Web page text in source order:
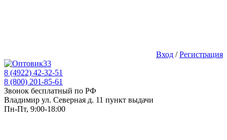
Вход /Регистрация
8 (4922) 42-32-51
8 (800) 201-85-61
Звонок бесплатный по РФ
Владимир ул. Северная д. 11 пункт выдачи
Пн-Пт, 9:00-18:00